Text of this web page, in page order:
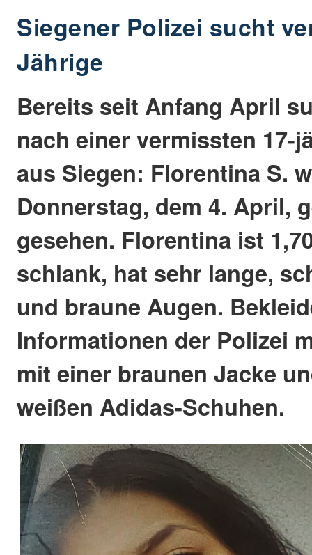
Siegener Polizei sucht
Jährige
Bereits seit Anfang April
nach einer vermissten 17-
aus Siegen: Florentina S.
Donnerstag, dem 4. April,
gesehen. Florentina ist
schlank, hat sehr lange,
und braune Augen.
Informationen der Polizei
mit einer braunen Jacke
weißen Adidas-Schuhen.